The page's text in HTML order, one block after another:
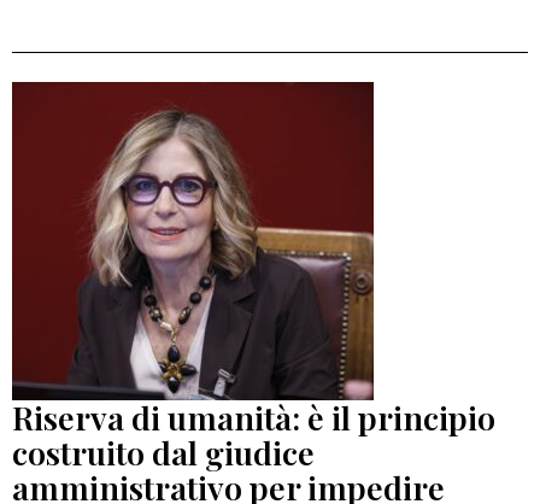
Riserva di umanità: è il principio
costruito dal giudice
amministrativo per impedire